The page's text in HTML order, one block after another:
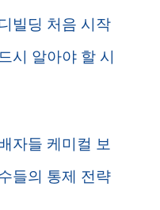
빌딩 처음 시작
시 알아야 할 시
자들 케미컬 보
들의 통제 전략